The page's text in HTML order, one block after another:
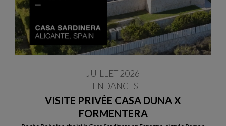
VISITE PRIVÉE CASA DUNA X
FORMENTERA
JUILLET 2026
TENDANCES